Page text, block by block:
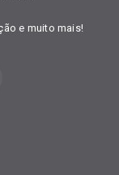
e muito mais!